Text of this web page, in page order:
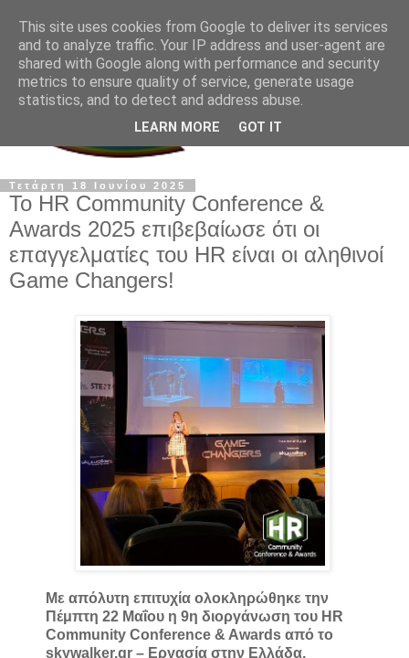
Τετάρτη 18 Ιουνίου 2025
Το HR Community Conference &
Awards 2025 επιβεβαίωσε ότι οι
επαγγελματίες του HR είναι οι αληθινοί
Game Changers!
Με απόλυτη επιτυχία ολοκληρώθηκε την
Πέμπτη 22 Μαΐου η 9η διοργάνωση του HR
Community Conference & Awards από το
skywalker.gr – Εργασία στην Ελλάδα,
This site uses cookies from Google to deliver its services
and to analyze traffic. Your IP address and user-agent are
shared with Google along with performance and security
metrics to ensure quality of service, generate usage
statistics, and to detect and address abuse.
LEARN MORE GOT IT